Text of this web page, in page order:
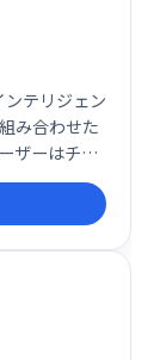
テリジェン
み合わせた
ザーはチャ
者、潜在的
を提供で